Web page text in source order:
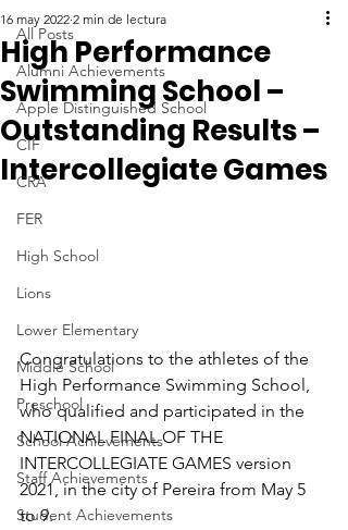
All Posts
Alumni Achievements
Apple Distinguished School
CIF
CRA
FER
High School
Lions
Lower Elementary
Middle School
Preschool
School Achievements
Staff Achievements
Student Achievements
High Performance
Swimming School –
Outstanding Results –
Intercollegiate Games
16 may 2022 2 min de lectura
Congratulations to the athletes of the
High Performance Swimming School,
who qualified and participated in the
NATIONAL FINAL OF THE
INTERCOLLEGIATE GAMES version
2021, in the city of Pereira from May 5
to 9.